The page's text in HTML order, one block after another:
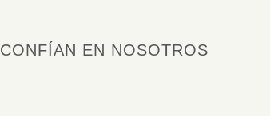
CONFÍAN EN NOSOTROS